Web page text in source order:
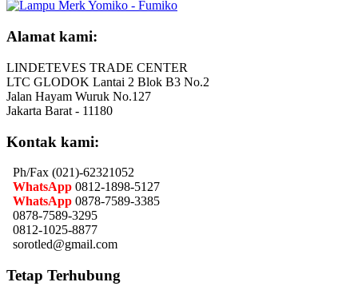
Alamat kami:
LINDETEVES TRADE CENTER
LTC GLODOK Lantai 2 Blok B3 No.2
Jalan Hayam Wuruk No.127
Jakarta Barat - 11180
Kontak kami:
Ph/Fax (021)-62321052
WhatsApp 0812-1898-5127
WhatsApp 0878-7589-3385
0878-7589-3295
0812-1025-8877
sorotled@gmail.com
Tetap Terhubung